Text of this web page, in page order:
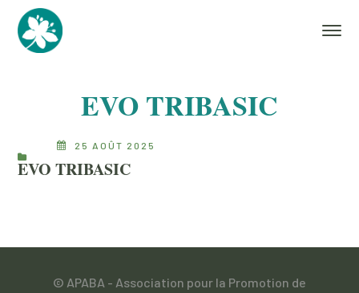
EVO TRIBASIC
25 AOÛT 2025
EVO TRIBASIC
© APABA - Association pour la Promotion de